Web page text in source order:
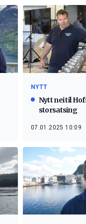
NYTT
Nytt nei til
storsatsing
07.01.2025 10:09